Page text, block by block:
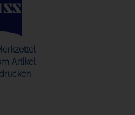
Artikel